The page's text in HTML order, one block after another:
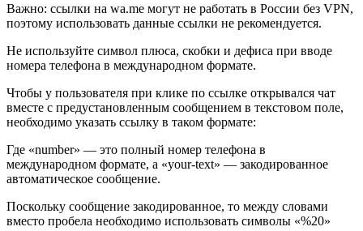
Важно: ссылки на wa.me могут не работать в России без VPN,
поэтому использовать данные ссылки не рекомендуется.
Не используйте символ плюса, скобки и дефиса при вводе
номера телефона в международном формате.
Чтобы у пользователя при клике по ссылке открывался чат
вместе с предустановленным сообщением в текстовом поле,
необходимо указать ссылку в таком формате:
Где «number» — это полный номер телефона в
международном формате, а «your-text» — закодированное
автоматическое сообщение.
Поскольку сообщение закодированное, то между словами
вместо пробела необходимо использовать символы «%20»